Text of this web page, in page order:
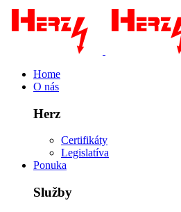
Home
O nás
Herz
Certifikáty
Legislatíva
Ponuka
Služby